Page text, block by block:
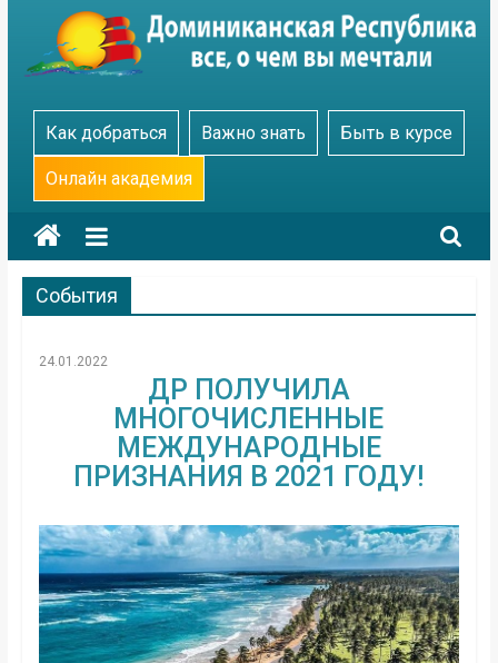
content
Go
Dominicana
Как добраться Важно знать Быть в курсе
Онлайн академия
События
24.01.2022
ДР ПОЛУЧИЛА
МНОГОЧИСЛЕННЫЕ
МЕЖДУНАРОДНЫЕ
ПРИЗНАНИЯ В 2021 ГОДУ!